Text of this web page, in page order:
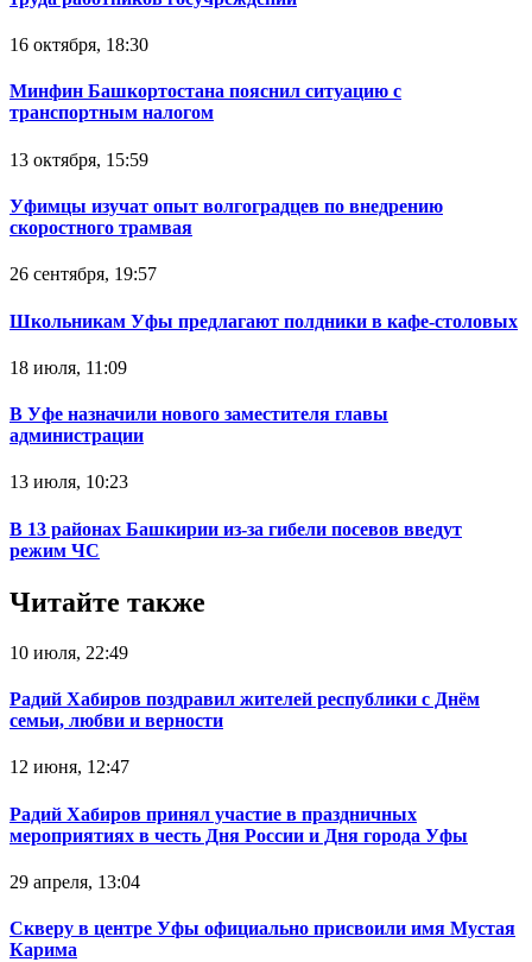
16 октября, 18:30
Минфин Башкортостана пояснил ситуацию с
транспортным налогом
13 октября, 15:59
Уфимцы изучат опыт волгоградцев по внедрению
скоростного трамвая
26 сентября, 19:57
Школьникам Уфы предлагают полдники в кафе-столовых
18 июля, 11:09
В Уфе назначили нового заместителя главы
администрации
13 июля, 10:23
В 13 районах Башкирии из-за гибели посевов введут
режим ЧС‍
Читайте также
10 июля, 22:49
Радий Хабиров поздравил жителей республики с Днём
семьи, любви и верности
12 июня, 12:47
Радий Хабиров принял участие в праздничных
мероприятиях в честь Дня России и Дня города Уфы
29 апреля, 13:04
Скверу в центре Уфы официально присвоили имя Мустая
Карима